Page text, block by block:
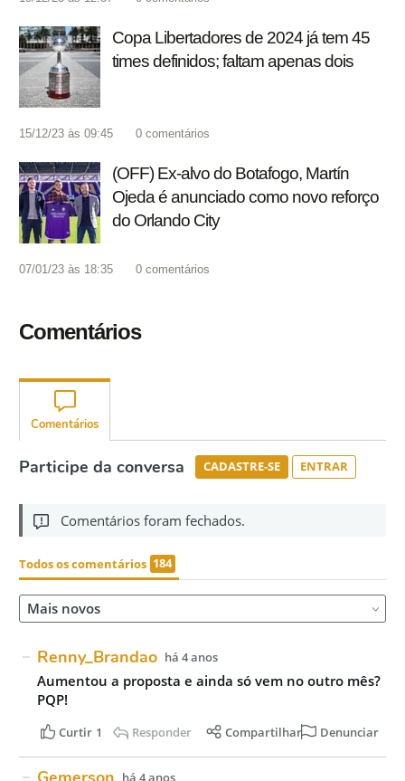
Copa Libertadores de 2024 já tem 45
times definidos; faltam apenas dois
15/12/23 às 09:45 0 comentários
(OFF) Ex-alvo do Botafogo, Martín
Ojeda é anunciado como novo reforço
do Orlando City
07/01/23 às 18:35 0 comentários
Comentários